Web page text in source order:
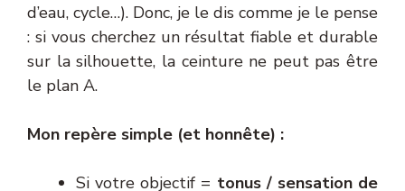
d’eau, cycle…). Donc, je le dis comme je le pense
: si vous cherchez un résultat fiable et durable
sur la silhouette, la ceinture ne peut pas être
le plan A.
Mon repère simple (et honnête) :
Si votre objectif = tonus / sensation de